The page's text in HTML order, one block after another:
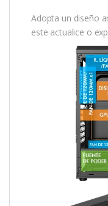
Adopta un diseño
este actualice o